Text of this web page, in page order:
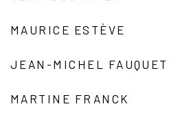
MAURICE ESTÈVE
JEAN-MICHEL FAUQUET
MARTINE FRANCK